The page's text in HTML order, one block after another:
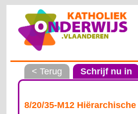
< Terug Schrijf nu in
8/20/35-M12